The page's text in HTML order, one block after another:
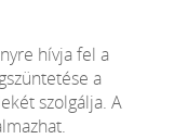
hívja fel a
a
szolgálja. A